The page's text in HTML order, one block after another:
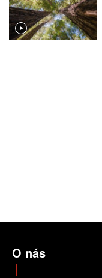
O nás